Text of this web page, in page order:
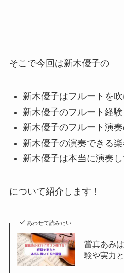
そこで今回は新木優子の
新木優子はフルートを
新木優子のフルート経
新木優子のフルート演
新木優子の演奏できる
新木優子は本当に演奏
について紹介します！
あわせて読みたい
當真あみ
験や実力